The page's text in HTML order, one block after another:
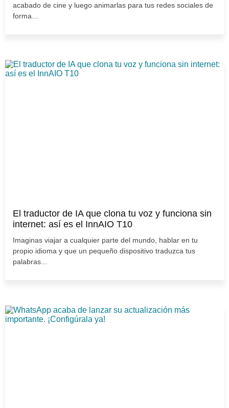
acabado de cine y luego animarlas para tus redes sociales de
forma...
El traductor de IA que clona tu voz y funciona sin
internet: así es el InnAIO T10
Imaginas viajar a cualquier parte del mundo, hablar en tu
propio idioma y que un pequeño dispositivo traduzca tus
palabras...